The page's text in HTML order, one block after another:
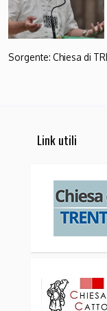
Sorgente: Chiesa di
Link utili